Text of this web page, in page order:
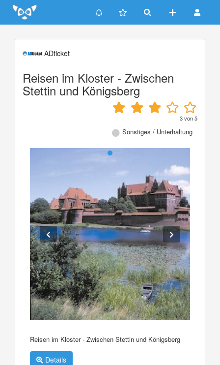
Update cookies preferences
ADticket
Reisen im Kloster - Zwischen
Stettin und Königsberg
3von5
Sonstiges / Unterhaltung
Reisen im Kloster - Zwischen Stettin und Königsberg
Details